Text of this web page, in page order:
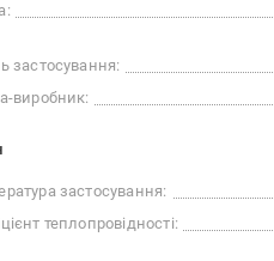
застосування:
виробник:
застосування:
теплопровідності: